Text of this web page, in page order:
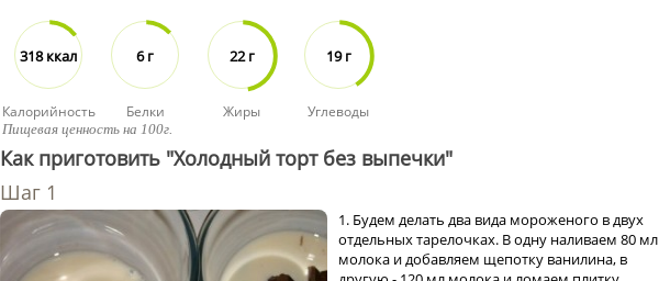
318 ккал
Калорийность
6 г
Белки
22 г
Жиры
19 г
Углеводы
Пищевая ценность на 100г.
Как приготовить "Холодный торт без выпечки"
1. Будем делать два вида мороженого в двух
отдельных тарелочках. В одну наливаем 80 мл
молока и добавляем щепотку ванилина, в